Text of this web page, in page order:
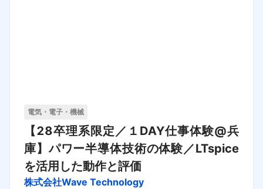
電気・電子・機械
【28卒理系限定／１DAY仕事体験@兵
庫】パワー半導体技術の体験／LTspice
を活用した動作と評価
株式会社Wave Technology